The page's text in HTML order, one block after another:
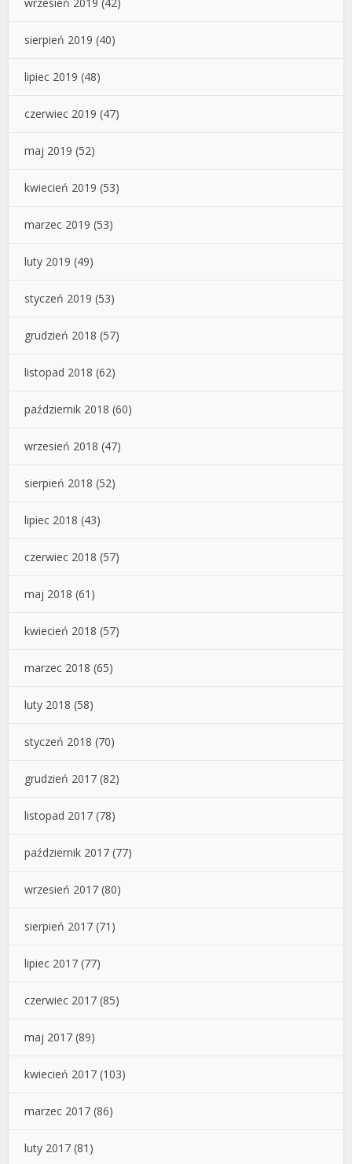
sierpień 2019 (40)
lipiec 2019 (48)
czerwiec 2019 (47)
maj 2019 (52)
kwiecień 2019 (53)
marzec 2019 (53)
luty 2019 (49)
styczeń 2019 (53)
grudzień 2018 (57)
listopad 2018 (62)
październik 2018 (60)
wrzesień 2018 (47)
sierpień 2018 (52)
lipiec 2018 (43)
czerwiec 2018 (57)
maj 2018 (61)
kwiecień 2018 (57)
marzec 2018 (65)
luty 2018 (58)
styczeń 2018 (70)
grudzień 2017 (82)
listopad 2017 (78)
październik 2017 (77)
wrzesień 2017 (80)
sierpień 2017 (71)
lipiec 2017 (77)
czerwiec 2017 (85)
maj 2017 (89)
kwiecień 2017 (103)
marzec 2017 (86)
luty 2017 (81)